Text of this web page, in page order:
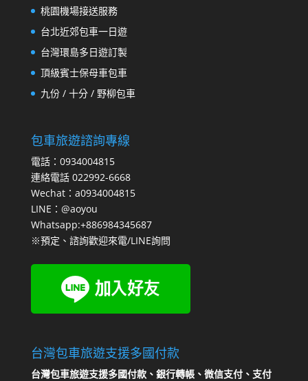
桃園機場接送服務
台北近郊包車一日遊
台灣環島多日遊訂製
頂級賓士保母車包車
九份 / 十分 / 野柳包車
包車旅遊諮詢專線
電話：0934004815
連絡電話 022992-6668
Wechat：a0934004815
LINE：@aoyou
Whatsapp:+886984345687
※預定、諮詢歡迎來電/LINE詢問
台灣包車旅遊支援多國付款
台灣包車旅遊支援多國付款、銀行轉帳、微信支付、支付